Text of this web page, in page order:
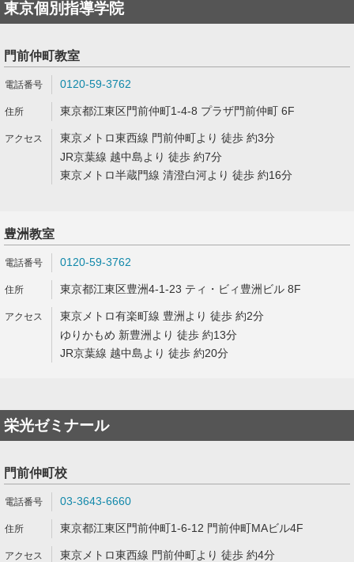
東京個別指導学院
門前仲町教室
0120-59-3762
東京都江東区門前仲町1-4-8 プラザ門前仲町 6F
東京メトロ東西線 門前仲町より 徒歩 約3分
JR京葉線 越中島より 徒歩 約7分
東京メトロ半蔵門線 清澄白河より 徒歩 約16分
豊洲教室
0120-59-3762
東京都江東区豊洲4-1-23 ティ・ビィ豊洲ビル 8F
東京メトロ有楽町線 豊洲より 徒歩 約2分
ゆりかもめ 新豊洲より 徒歩 約13分
JR京葉線 越中島より 徒歩 約20分
栄光ゼミナール
門前仲町校
03-3643-6660
東京都江東区門前仲町1-6-12 門前仲町MAビル4F
東京メトロ東西線 門前仲町より 徒歩 約4分